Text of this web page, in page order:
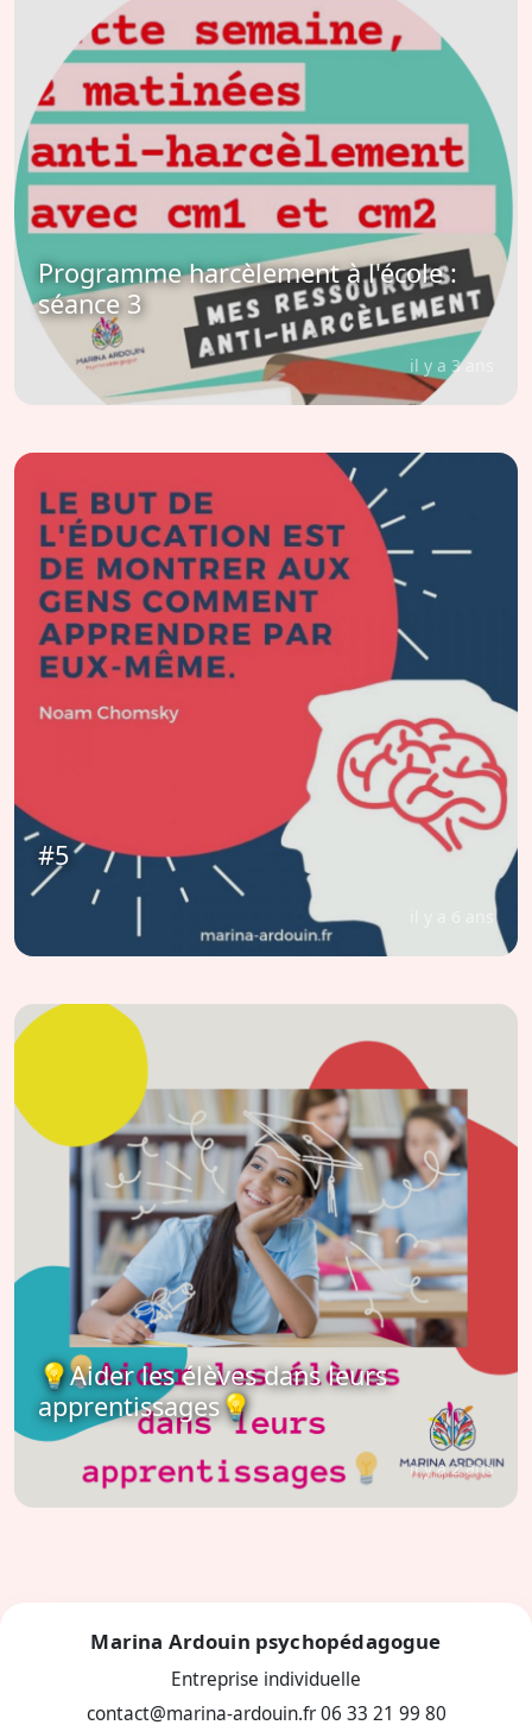
Programme harcèlement à l'école :
séance 3
il y a 3 ans
#5
💡Aider les élèves dans leurs
apprentissages💡
il y a 2 ans
Marina Ardouin psychopédagogue
Entreprise individuelle
contact@marina-ardouin.fr 06 33 21 99 80